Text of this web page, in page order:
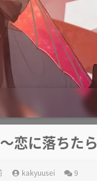
恋に落ちたら
kakyuusei 9